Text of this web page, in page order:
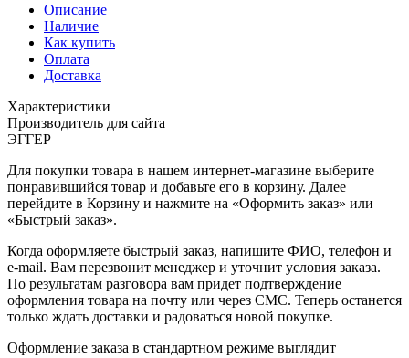
Описание
Наличие
Как купить
Оплата
Доставка
Характеристики
Производитель для сайта
ЭГГЕР
Для покупки товара в нашем интернет-магазине выберите
понравившийся товар и добавьте его в корзину. Далее
перейдите в Корзину и нажмите на «Оформить заказ» или
«Быстрый заказ».
Когда оформляете быстрый заказ, напишите ФИО, телефон и
e-mail. Вам перезвонит менеджер и уточнит условия заказа.
По результатам разговора вам придет подтверждение
оформления товара на почту или через СМС. Теперь останется
только ждать доставки и радоваться новой покупке.
Оформление заказа в стандартном режиме выглядит